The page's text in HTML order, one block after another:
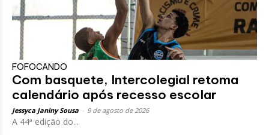
FOFOCANDO
Com basquete, Intercolegial retoma
calendário após recesso escolar
Jessyca Janiny Sousa 9 de agosto de 2026
A 44ª edição do...